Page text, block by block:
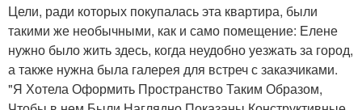
Цели, ради которых покупалась эта квартира, были
такими же необычными, как и само помещение: Елене
нужно было жить здесь, когда неудобно уезжать за город,
а также нужна была галерея для встреч с заказчиками.
"Я Хотела Оформить Пространство Таким Образом,